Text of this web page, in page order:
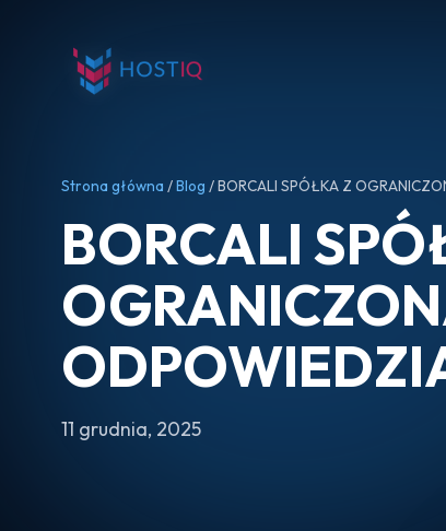
Strona główna /Blog / BORCALI SPÓŁKA Z
BORCALI
11 grudnia, 2025